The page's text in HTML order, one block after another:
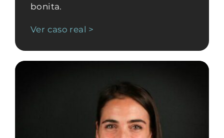
bonita.
Ver caso real >